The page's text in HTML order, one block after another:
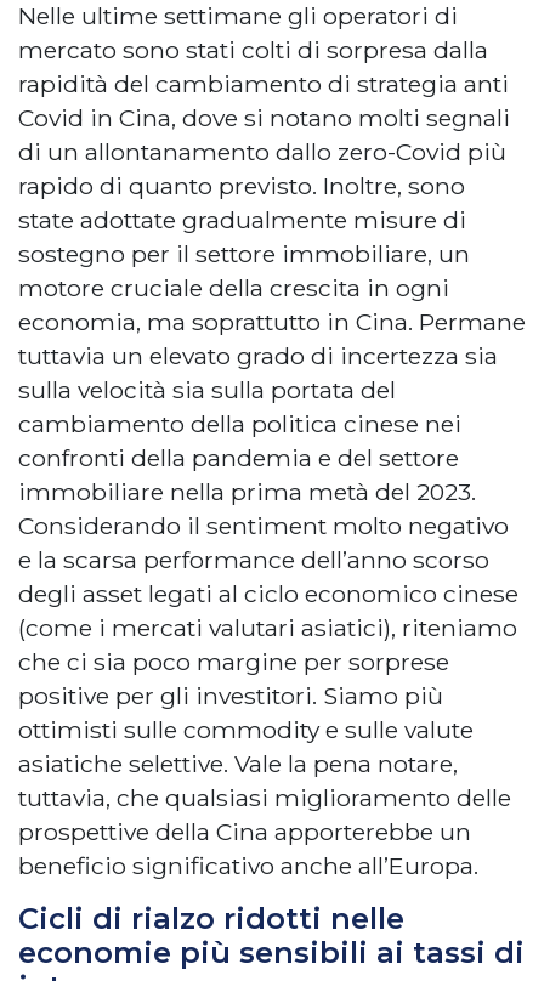
Nelle ultime settimane gli operatori di
mercato sono stati colti di sorpresa dalla
rapidità del cambiamento di strategia anti
Covid in Cina, dove si notano molti segnali
di un allontanamento dallo zero-Covid più
rapido di quanto previsto. Inoltre, sono
state adottate gradualmente misure di
sostegno per il settore immobiliare, un
motore cruciale della crescita in ogni
economia, ma soprattutto in Cina. Permane
tuttavia un elevato grado di incertezza sia
sulla velocità sia sulla portata del
cambiamento della politica cinese nei
confronti della pandemia e del settore
immobiliare nella prima metà del 2023.
Considerando il sentiment molto negativo
e la scarsa performance dell’anno scorso
degli asset legati al ciclo economico cinese
(come i mercati valutari asiatici), riteniamo
che ci sia poco margine per sorprese
positive per gli investitori. Siamo più
ottimisti sulle commodity e sulle valute
asiatiche selettive. Vale la pena notare,
tuttavia, che qualsiasi miglioramento delle
prospettive della Cina apporterebbe un
beneficio significativo anche all’Europa.
Cicli di rialzo ridotti nelle
economie più sensibili ai tassi di